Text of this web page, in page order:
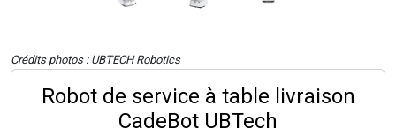
Crédits photos : UBTECH Robotics
Robot de service à table livraison
CadeBot UBTech